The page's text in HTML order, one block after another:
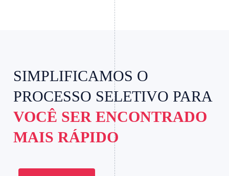
SIMPLIFICAMOS O
PROCESSO SELETIVO PARA
VOCÊ SER ENCONTRADO
MAIS RÁPIDO